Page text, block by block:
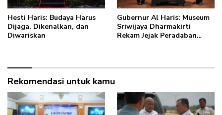
Hesti Haris: Budaya Harus
Dijaga, Dikenalkan, dan
Diwariskan
Gubernur Al Haris: Museum
Sriwijaya Dharmakirti
Rekam Jejak Peradaban
Rekomendasi untuk kamu